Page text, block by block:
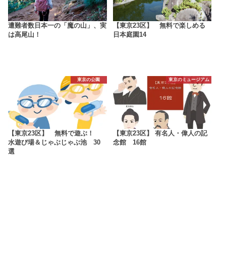
遭難者数日本一の「魔の山」、実
は高尾山！
【東京23区】 無料で楽しめる
日本庭園14
東京の公園
【東京23区】 無料で遊ぶ！
水遊び場＆じゃぶじゃぶ池 30
選
東京のミュージアム
【東京23区】 有名人・偉人の記
念館 16館